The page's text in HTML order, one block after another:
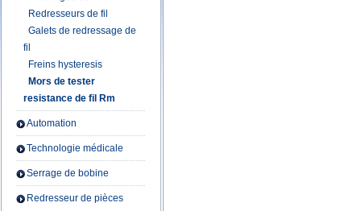
Redresseurs de fil
Galets de redressage de
fil
Freins hysteresis
Mors de tester
resistance de fil Rm
Automation
Technologie médicale
Serrage de bobine
Redresseur de pièces